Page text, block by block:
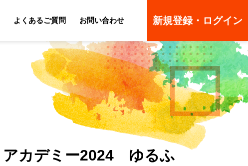
よくあるご質問
お問い合わせ 新規登録・ログイン
アカデミー2024 ゆるふ